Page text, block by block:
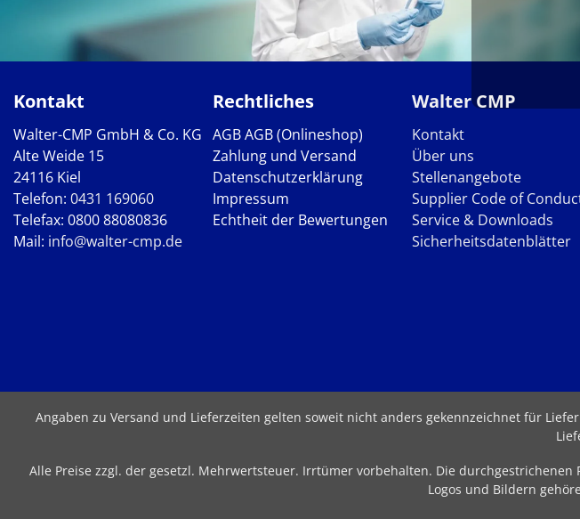
Kontakt
Walter-CMP GmbH & Co. KG
Alte Weide 15
24116 Kiel
Telefon: 0431 169060
Telefax: 0800 88080836
Mail: info@walter-cmp.de
Rechtliches
AGBAGB (Onlineshop)
Zahlung und Versand
Datenschutzerklärung
Impressum
Echtheit der Bewertungen
Walter CMP
Kontakt
Über uns
Stellenangebote
Supplier Code of
Service & Downloads
Sicherheitsdatenblätter
Angaben zu Versand und Lieferzeiten gelten soweit nicht anders gekennzeichnet für
Alle Preise zzgl. der gesetzl. Mehrwertsteuer. Irrtümer vorbehalten. Die
Logos und Bildern